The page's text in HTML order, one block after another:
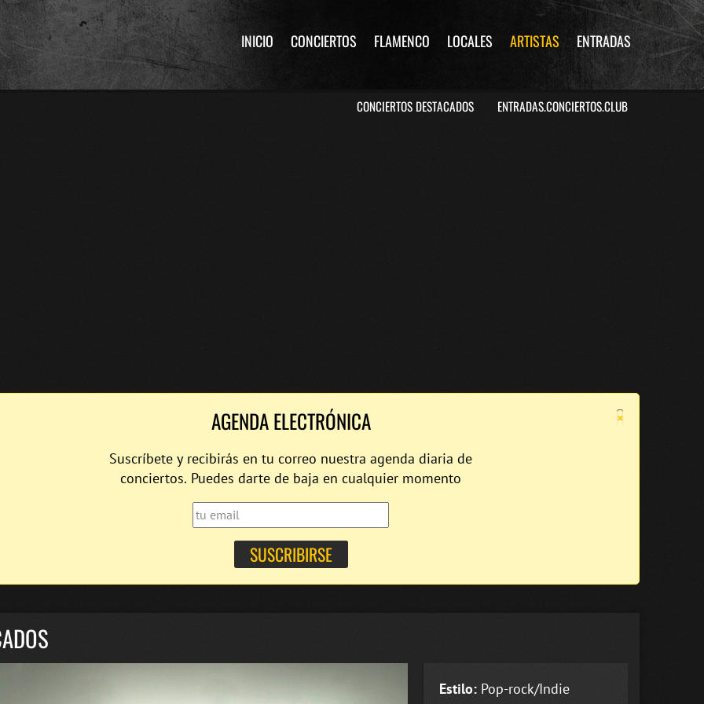
INICIO CONCIERTOS FLAMENCO LOCALES ARTISTAS ENTRADAS
CONCIERTOS DESTACADOS ENTRADAS.CONCIERTOS.CLUB
×
AGENDA ELECTRÓNICA
Suscríbete y recibirás en tu correo nuestra agenda diaria de
conciertos. Puedes darte de baja en cualquier momento
Estilo: Pop-rock/Indie